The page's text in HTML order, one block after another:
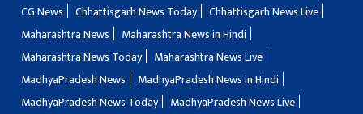
CG News
Chhattisgarh News Today
Chhattisgarh News Live
Maharashtra News
Maharashtra News in Hindi
Maharashtra News Today
Maharashtra News Live
MadhyaPradesh News
MadhyaPradesh News in Hindi
MadhyaPradesh News Today
MadhyaPradesh News Live